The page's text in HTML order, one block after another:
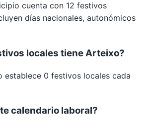
cuenta con 12 festivos
días nacionales, autonómicos
locales tiene Arteixo?
establece 0 festivos locales cada
calendario laboral?